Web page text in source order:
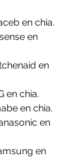
en chia.
en
en
en chia.
en chia.
en
en